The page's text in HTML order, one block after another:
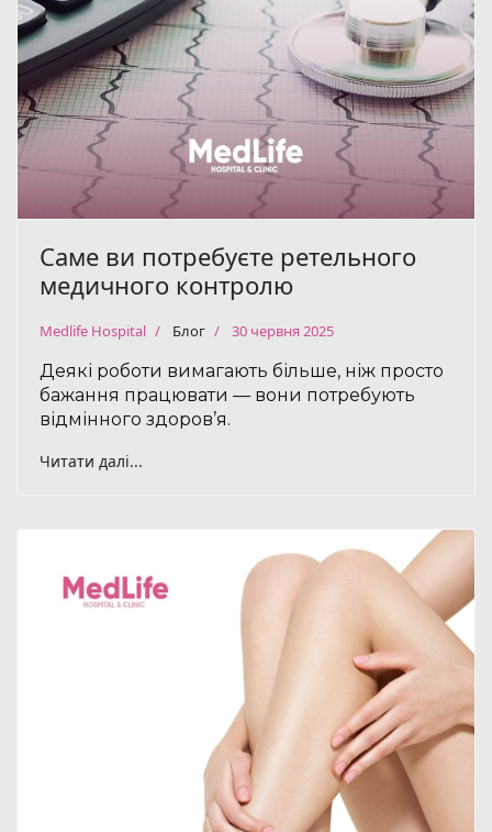
Саме ви потребуєте ретельного
медичного контролю
Medlife Hospital Блог 30 червня 2025
Деякі роботи вимагають більше, ніж просто
бажання працювати — вони потребують
відмінного здоров’я.
Читати далі...